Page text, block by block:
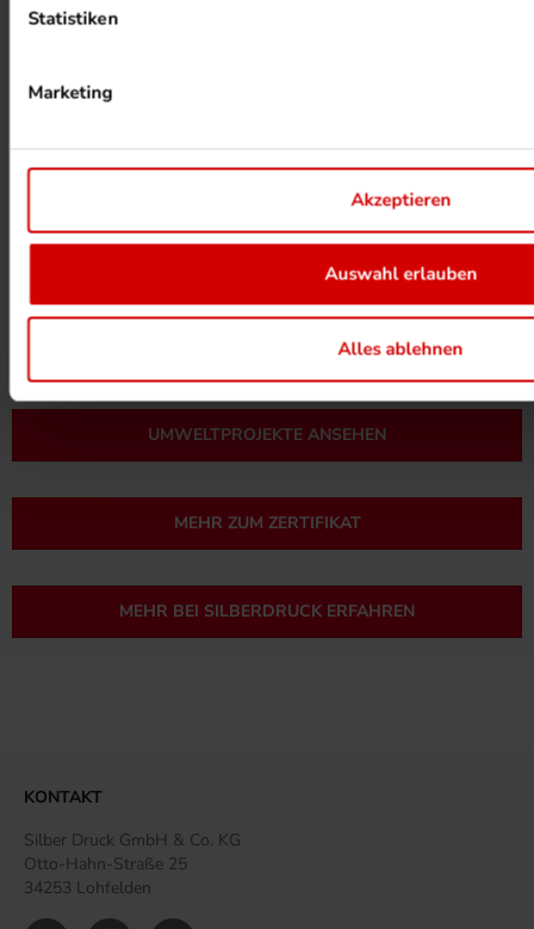
Statistiken
Marketing
Akzeptieren
Auswahl erlauben
Alles ablehnen
UMWELTPROJEKTE ANSEHEN
MEHR ZUM ZERTIFIKAT
MEHR BEI SILBERDRUCK ERFAHREN
KONTAKT
Silber Druck GmbH & Co. KG
Otto-Hahn-Straße 25
34253 Lohfelden